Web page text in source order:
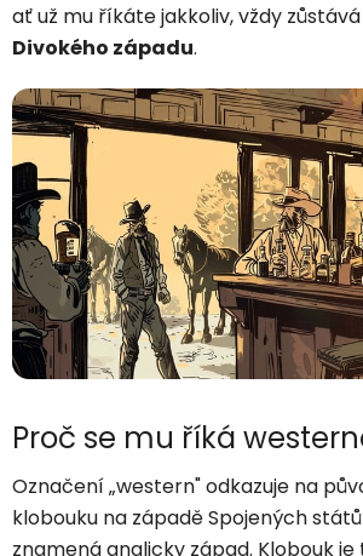
ať už mu říkáte jakkoliv, vždy zůstává
Divokého západu.
Proč se mu říká
Označení „western" odkazuje na
klobouku na západě Spojených
znamená anglicky západ. Klobouk je